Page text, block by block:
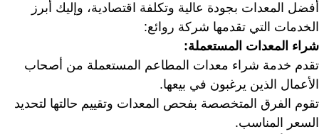
أفضل المعدات بجودة عالية وتكلفة اقتصادية، وإليك أبرز
الخدمات التي تقدمها شركة روائع:
شراء المعدات المستعملة:
تقدم خدمة شراء معدات المطاعم المستعملة من أصحاب
الأعمال الذين يرغبون في بيعها.
تقوم الفرق المتخصصة بفحص المعدات وتقييم حالتها لتحديد
السعر المناسب.